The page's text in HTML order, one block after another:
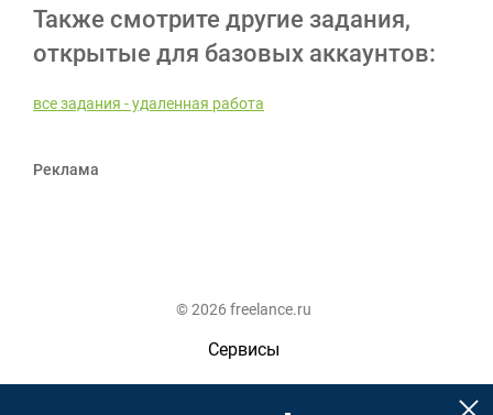
Также смотрите другие задания,
открытые для базовых аккаунтов:
все задания - удаленная работа
Реклама
© 2026 freelance.ru
Сервисы
Помощь